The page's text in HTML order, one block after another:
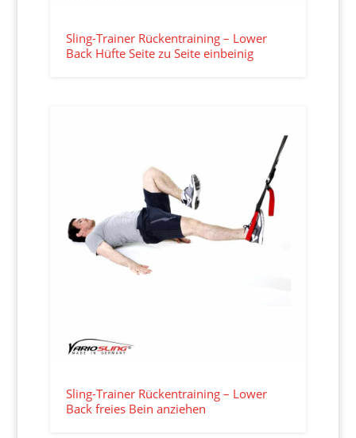
Sling-Trainer Rückentraining – Lower
Back Hüfte Seite zu Seite einbeinig
Sling-Trainer Rückentraining – Lower
Back freies Bein anziehen